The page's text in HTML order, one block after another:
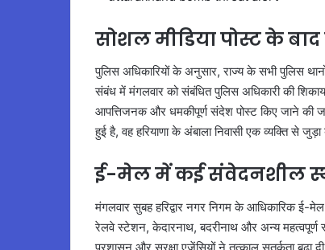
सोशल मीडिया पोस्ट के
पुलिस अधिकारियों के अनुसार, राज्य के सभी पुलिस
संबंध में मंगलवार को संबंधित पुलिस अधिकारी की
आपत्तिजनक और धमकीपूर्ण संदेश पोस्ट किए जाने की
हुई है, वह हरियाणा के अंबाला निवासी एक व्यक्ति से
ई-मेल में कई संवेदनशील
मंगलवार सुबह हरिद्वार नगर निगम के आधिकारिक ई-
रेलवे स्टेशन, केदारनाथ, बदरीनाथ और अन्य महत्वपूर्ण